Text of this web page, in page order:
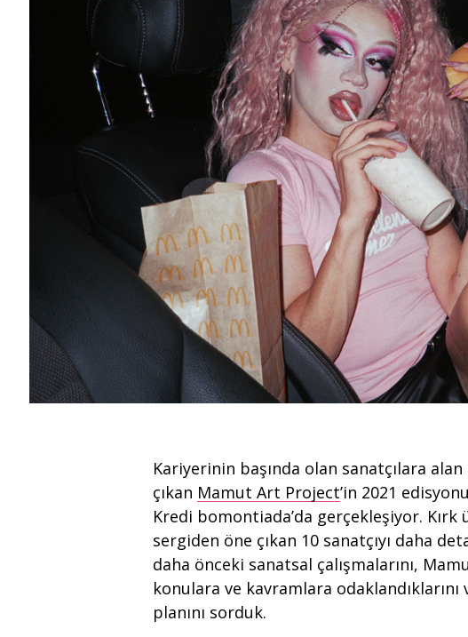
Kariyerinin başında olan sanatçılara alan
çıkan Mamut Art Project’in 2021
Kredi bomontiada’da gerçekleşiyor. Kırk
sergiden öne çıkan 10 sanatçıyı daha
daha önceki sanatsal çalışmalarını,
konulara ve kavramlara
planını sorduk.